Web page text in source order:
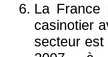
La France
casinotier
secteur